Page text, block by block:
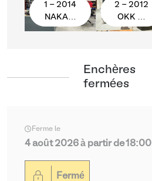
1 - 2014
NAKA…
2 - 2012
OKK …
Enchères
fermées
Ferme le
4 août 2026 à partir de 18:00
Fermé